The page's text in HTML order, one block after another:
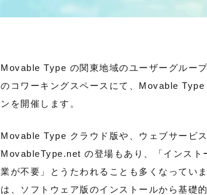
Movable Type の関東地域のユーザーグルー
のコワーキングスペースにて、Movable Type
ンを開催します。
Movable Type クラウド版や、ウェブサービ
MovableType.net の登場もあり、「インスト
業が不要」とうたわれることも多くなってい
は、ソフトウェア版のインストールから基礎